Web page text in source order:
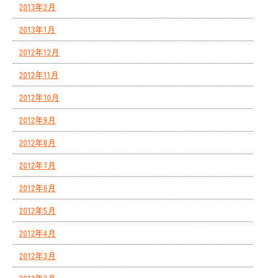
2013年2月
2013年1月
2012年12月
2012年11月
2012年10月
2012年9月
2012年8月
2012年7月
2012年6月
2012年5月
2012年4月
2012年3月